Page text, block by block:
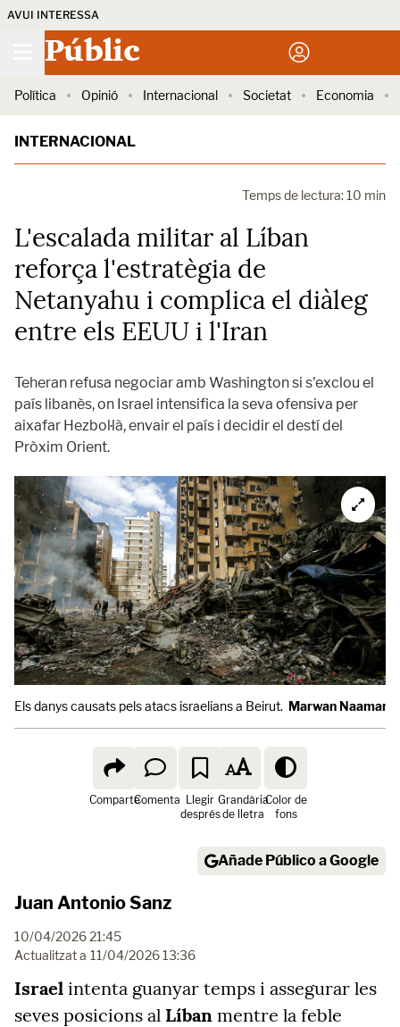
AVUI INTERESSA
Públic
Política Opinió Internacional Societat Economia
INTERNACIONAL
Temps de lectura: 10 min
L'escalada militar al Líban
reforça l'estratègia de
Netanyahu i complica el diàleg
entre els EEUU i l'Iran
Teheran refusa negociar amb Washington si s'exclou el
país libanès, on Israel intensifica la seva ofensiva per
aixafar Hezbol·là, envair el país i decidir el destí del
Pròxim Orient.
Els danys causats pels atacs israelians a Beirut. Marwan Naamani
ComparteComenta Llegir
després
Grandària
de lletra
Color de
fons
Añade Público a Google
Juan Antonio Sanz
10/04/2026 21:45
Actualitzat a 11/04/2026 13:36
Israel intenta guanyar temps i assegurar les
seves posicions al Líban mentre la feble